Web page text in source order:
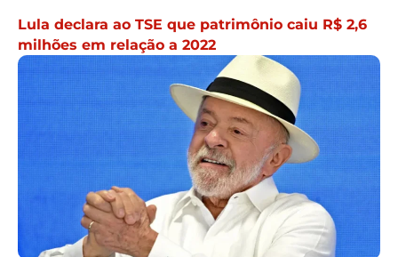
Lula declara ao TSE que patrimônio caiu R$ 2,6
milhões em relação a 2022